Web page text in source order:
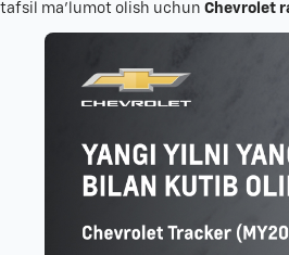
ma’lumot olish uchun Chevrolet